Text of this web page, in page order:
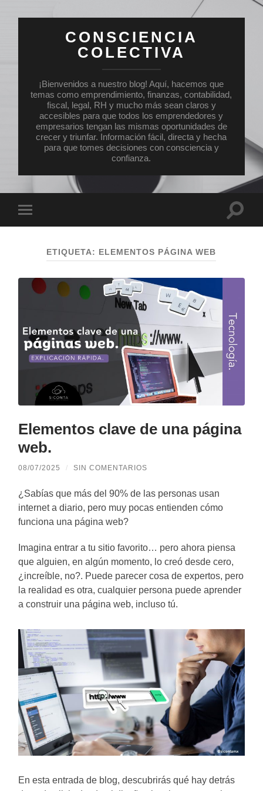
CONSCIENCIA
COLECTIVA
¡Bienvenidos a nuestro blog! Aquí, hacemos que
temas como emprendimiento, finanzas, contabilidad,
fiscal, legal, RH y mucho más sean claros y
accesibles para que todos los emprendedores y
empresarios tengan las mismas oportunidades de
crecer y triunfar. Información fácil, directa y hecha
para que tomes decisiones con consciencia y
confianza.
el
móvil
ETIQUETA: ELEMENTOS PÁGINA WEB
Elementos clave de una página
web.
08/07/2025 / SIN COMENTARIOS
¿Sabías que más del 90% de las personas usan
internet a diario, pero muy pocas entienden cómo
funciona una página web?
Imagina entrar a tu sitio favorito… pero ahora piensa
que alguien, en algún momento, lo creó desde cero,
¿increíble, no?. Puede parecer cosa de expertos, pero
la realidad es otra, cualquier persona puede aprender
a construir una página web, incluso tú.
En esta entrada de blog, descubrirás qué hay detrás